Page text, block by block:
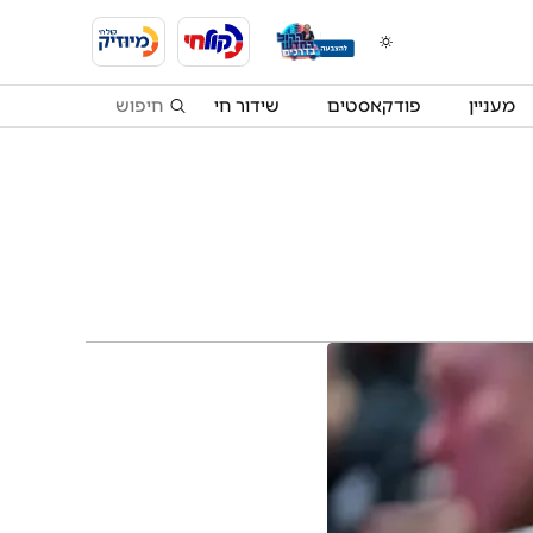
מעניין פודקאסטים שידור חי